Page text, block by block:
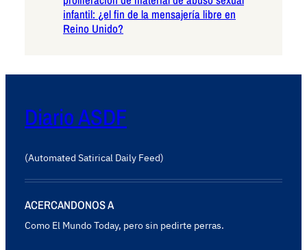
infantil: ¿el fin de la mensajería libre en
Reino Unido?
Diario ASDF
(Automated Satirical Daily Feed)
ACERCANDONOS A
Como El Mundo Today, pero sin pedirte perras.